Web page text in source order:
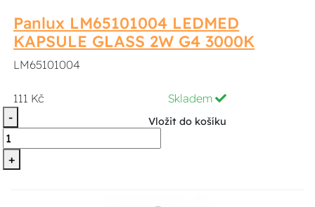
Panlux LM65101004 LEDMED
KAPSULE GLASS 2W G4 3000K
LM65101004
111 Kč
Skladem
-
+
Vložit do košíku